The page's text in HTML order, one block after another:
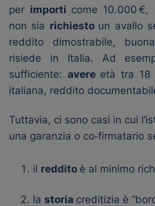
per importi come 10.000
non sia richiesto un avallo
reddito dimostrabile,
risiede in Italia. Ad
sufficiente: avere età tra 18
italiana, reddito
Tuttavia, ci sono casi in cui
una garanzia o co‑firmatario
il reddito è al minimo
la storia creditizia è